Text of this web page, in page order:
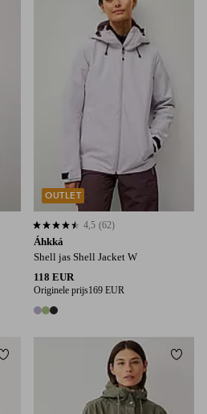
Áhkká
Shell jas Shell Jacket W
118 EUR
Originele prijs169 EUR
3 kleuren
4,5 op basis van 62 beoordelingen
4,5 (62)
OUTLET
Toevoegen aan favorieten